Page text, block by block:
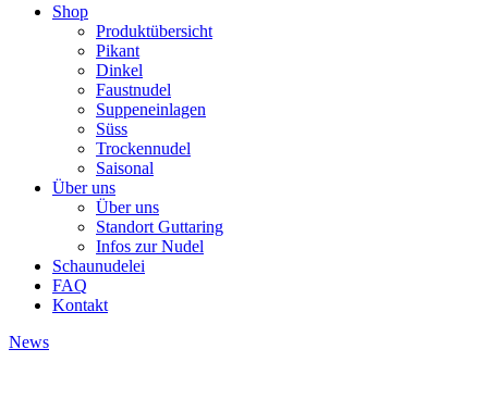
Shop
Produktübersicht
Pikant
Dinkel
Faustnudel
Suppeneinlagen
Süss
Trockennudel
Saisonal
Über uns
Über uns
Standort Guttaring
Infos zur Nudel
Schaunudelei
FAQ
Kontakt
News